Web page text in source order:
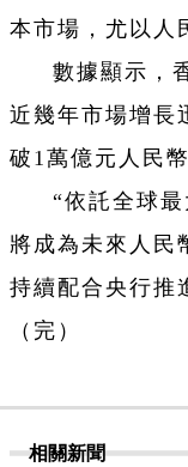
本市場，尤以人
數據顯示，
近幾年市場增長
破1萬億元人民幣
“依託全球
將成為未來人民
持續配合央行
（完）
相關新聞